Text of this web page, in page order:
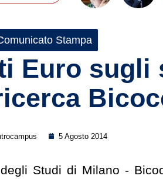
Stampa
Euro sugli
5 Agosto 2014
Studi di Milano -